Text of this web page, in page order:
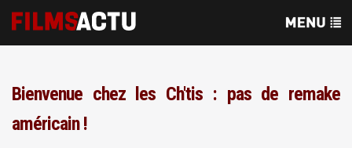
Bienvenue chez les Ch'tis : pas de remake
américain !